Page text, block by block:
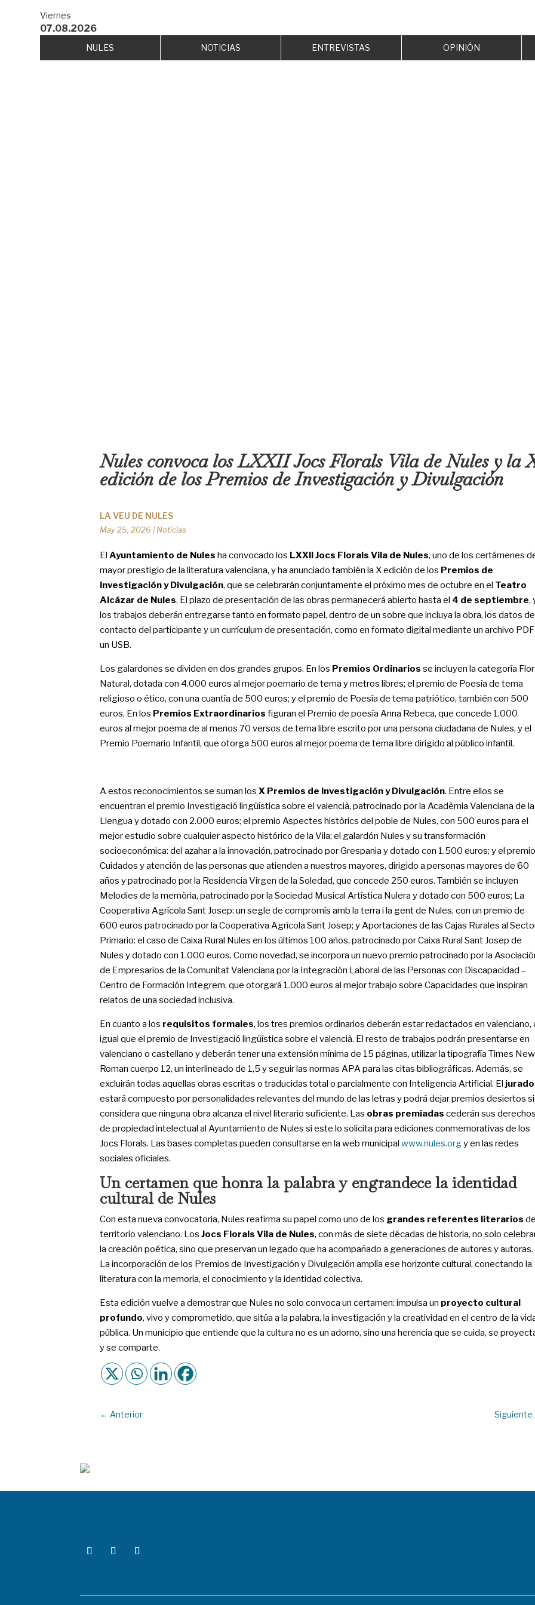
Viernes
07.08.2026
NULES NOTICIAS ENTREVISTAS OPINIÓN
Nules convoca los LXXII Jocs Florals Vila de Nules y la
edición de los Premios de Investigación y Divulgación
LA VEU DE NULES
May 25, 2026 | Noticias
El Ayuntamiento de Nules ha convocado los LXXII Jocs Florals Vila de Nules, uno de los certámenes
mayor prestigio de la literatura valenciana, y ha anunciado también la X edición de los Premios de
Investigación y Divulgación, que se celebrarán conjuntamente el próximo mes de octubre en el Teatro
Alcázar de Nules. El plazo de presentación de las obras permanecerá abierto hasta el 4 de septiembre,
los trabajos deberán entregarse tanto en formato papel, dentro de un sobre que incluya la obra, los datos de
contacto del participante y un currículum de presentación, como en formato digital mediante un archivo
un USB.
Los galardones se dividen en dos grandes grupos. En los Premios Ordinarios se incluyen la categoría Flor
Natural, dotada con 4.000 euros al mejor poemario de tema y metros libres; el premio de Poesía de tema
religioso o ético, con una cuantía de 500 euros; y el premio de Poesía de tema patriótico, también con 500
euros. En los Premios Extraordinarios figuran el Premio de poesía Anna Rebeca, que concede 1.000
euros al mejor poema de al menos 70 versos de tema libre escrito por una persona ciudadana de Nules, y el
Premio Poemario Infantil, que otorga 500 euros al mejor poema de tema libre dirigido al público infantil.
A estos reconocimientos se suman los X Premios de Investigación y Divulgación. Entre ellos se
encuentran el premio Investigació lingüística sobre el valencià, patrocinado por la Acadèmia Valenciana de la
Llengua y dotado con 2.000 euros; el premio Aspectes històrics del poble de Nules, con 500 euros para el
mejor estudio sobre cualquier aspecto histórico de la Vila; el galardón Nules y su transformación
socioeconómica: del azahar a la innovación, patrocinado por Grespania y dotado con 1.500 euros; y el premio
Cuidados y atención de las personas que atienden a nuestros mayores, dirigido a personas mayores de 60
años y patrocinado por la Residencia Virgen de la Soledad, que concede 250 euros. También se incluyen
Melodies de la memòria, patrocinado por la Sociedad Musical Artística Nulera y dotado con 500 euros; La
Cooperativa Agrícola Sant Josep: un segle de compromís amb la terra i la gent de Nules, con un premio de
600 euros patrocinado por la Cooperativa Agrícola Sant Josep; y Aportaciones de las Cajas Rurales al
Primario: el caso de Caixa Rural Nules en los últimos 100 años, patrocinado por Caixa Rural Sant Josep de
Nules y dotado con 1.000 euros. Como novedad, se incorpora un nuevo premio patrocinado por la
de Empresarios de la Comunitat Valenciana por la Integración Laboral de las Personas con Discapacidad –
Centro de Formación Integrem, que otorgará 1.000 euros al mejor trabajo sobre Capacidades que inspiran
relatos de una sociedad inclusiva.
En cuanto a los requisitos formales, los tres premios ordinarios deberán estar redactados en valenciano,
igual que el premio de Investigació lingüística sobre el valencià. El resto de trabajos podrán presentarse en
valenciano o castellano y deberán tener una extensión mínima de 15 páginas, utilizar la tipografía Times New
Roman cuerpo 12, un interlineado de 1,5 y seguir las normas APA para las citas bibliográficas. Además, se
excluirán todas aquellas obras escritas o traducidas total o parcialmente con Inteligencia Artificial. El jurado
estará compuesto por personalidades relevantes del mundo de las letras y podrá dejar premios desiertos si
considera que ninguna obra alcanza el nivel literario suficiente. Las obras premiadas cederán sus derechos
de propiedad intelectual al Ayuntamiento de Nules si este lo solicita para ediciones conmemorativas de los
Jocs Florals. Las bases completas pueden consultarse en la web municipal www.nules.orgy en las redes
sociales oficiales.
Un certamen que honra la palabra y engrandece la identidad
cultural de Nules
Con esta nueva convocatoria, Nules reafirma su papel como uno de los grandes referentes literarios
territorio valenciano. Los Jocs Florals Vila de Nules, con más de siete décadas de historia, no solo
la creación poética, sino que preservan un legado que ha acompañado a generaciones de autores y autoras.
La incorporación de los Premios de Investigación y Divulgación amplía ese horizonte cultural, conectando la
literatura con la memoria, el conocimiento y la identidad colectiva.
Esta edición vuelve a demostrar que Nules no solo convoca un certamen: impulsa un proyecto cultural
profundo, vivo y comprometido, que sitúa a la palabra, la investigación y la creatividad en el centro de la
pública. Un municipio que entiende que la cultura no es un adorno, sino una herencia que se cuida, se
y se comparte.
← Anterior Siguiente